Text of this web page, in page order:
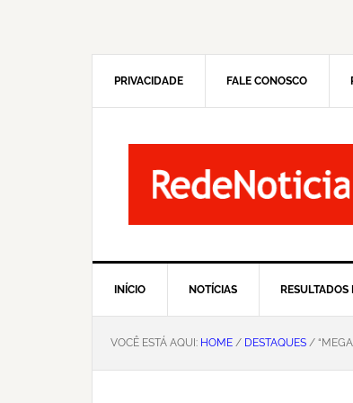
PRIVACIDADE FALE CONOSCO
INÍCIO NOTÍCIAS
VOCÊ ESTÁ AQUI: HOME / DESTAQUES /